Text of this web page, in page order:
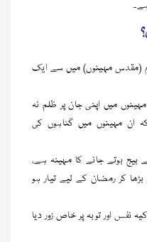
(مقدس مہینوں) میں سے ایک
میں اپنی جان پر ظلم نہ
مہینوں میں گناہوں کی
بوتے جانے کا مہینہ ہے،
کر رمضان کے لیے تیار ہو
نفس اور توبہ پر خاص زور دیا